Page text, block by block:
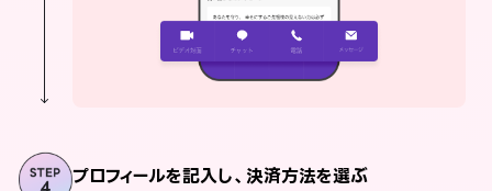
プロフィールを記入し、決済方法を選ぶ